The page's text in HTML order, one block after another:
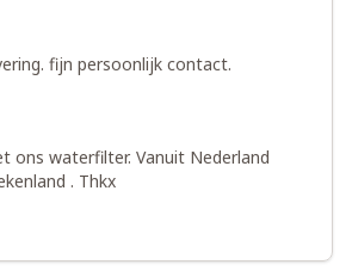
fijn persoonlijk contact.
ons waterfilter. Vanuit Nederland
. Thkx